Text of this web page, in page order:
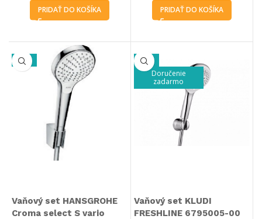
PRIDAŤ DO KOŠÍKA
PRIDAŤ DO KOŠÍKA
-53%
Vaňový set HANSGROHE
Croma select S vario
-29%
Doručenie
zadarmo
Vaňový set KLUDI
FRESHLINE 6795005-00